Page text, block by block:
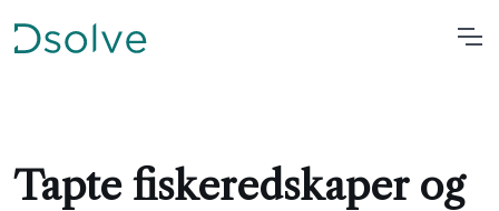
Tapte fiskeredskaper og